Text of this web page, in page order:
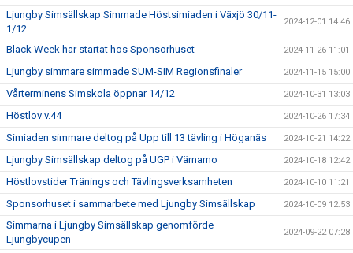
Ljungby Simsällskap Simmade Höstsimiaden i Växjö 30/11-
1/12
2024-12-01 14:46
Black Week har startat hos Sponsorhuset 2024-11-26 11:01
Ljungby simmare simmade SUM-SIM Regionsfinaler 2024-11-15 15:00
Vårterminens Simskola öppnar 14/12 2024-10-31 13:03
Höstlov v.44 2024-10-26 17:34
Simiaden simmare deltog på Upp till 13 tävling i Höganäs 2024-10-21 14:22
Ljungby Simsällskap deltog på UGP i Värnamo 2024-10-18 12:42
Höstlovstider Tränings och Tävlingsverksamheten 2024-10-10 11:21
Sponsorhuset i sammarbete med Ljungby Simsällskap 2024-10-09 12:53
Simmarna i Ljungby Simsällskap genomförde
Ljungbycupen
2024-09-22 07:28